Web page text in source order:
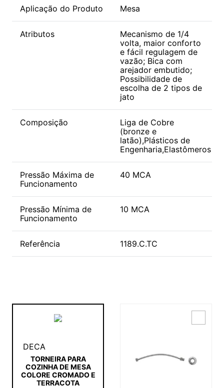
Aplicação do Produto Mesa
Atributos
Mecanismo de 1/4
volta, maior conforto
e fácil regulagem de
vazão; Bica com
arejador embutido;
Possibilidade de
escolha de 2 tipos de
jato
Composição
Liga de Cobre
(bronze e
latão),Plásticos de
Engenharia,Elastômeros
Pressão Máxima de
Funcionamento
40 MCA
Pressão Mínima de
Funcionamento
10 MCA
Referência 1189.C.TC
DECA
TORNEIRA PARA
COZINHA DE MESA
COLORE CROMADO E
TERRACOTA